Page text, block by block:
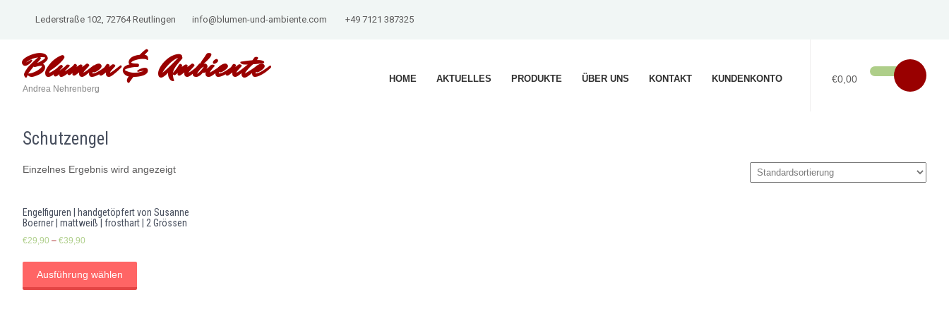
Lederstraße 102, 72764 Reutlingen info@blumen-und-ambiente.com +49 7121 387325
Blumen &Ambiente
Andrea Nehrenberg
€0,00
HOME AKTUELLES PRODUKTE ÜBER UNS KONTAKT KUNDENKONTO
Schutzengel
Einzelnes Ergebnis wird angezeigt
Engelfiguren | handgetöpfert von Susanne
Boerner | mattweiß | frosthart | 2 Grössen
€29,90 – €39,90
Ausführung wählen